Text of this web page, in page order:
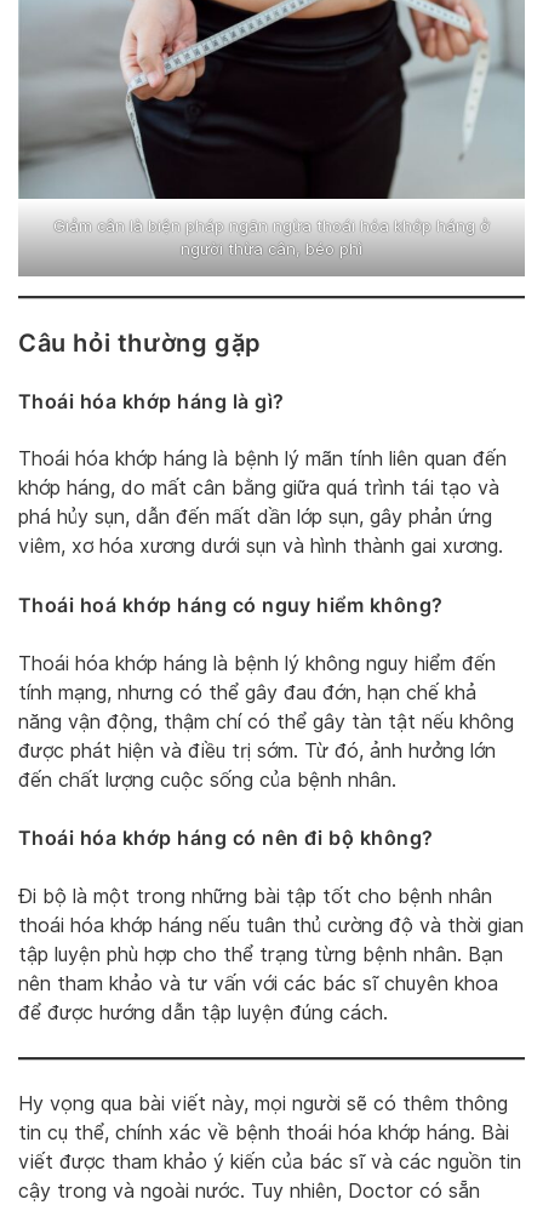
Giảm cân là biện pháp ngăn ngừa thoái hóa khớp háng ở
người thừa cân, béo phì
Câu hỏi thường gặp
Thoái hóa khớp háng là gì?
Thoái hóa khớp háng là bệnh lý mãn tính liên quan đến
khớp háng, do mất cân bằng giữa quá trình tái tạo và
phá hủy sụn, dẫn đến mất dần lớp sụn, gây phản ứng
viêm, xơ hóa xương dưới sụn và hình thành gai xương.
Thoái hoá khớp háng có nguy hiểm không?
Thoái hóa khớp háng là bệnh lý không nguy hiểm đến
tính mạng, nhưng có thể gây đau đớn, hạn chế khả
năng vận động, thậm chí có thể gây tàn tật nếu không
được phát hiện và điều trị sớm. Từ đó, ảnh hưởng lớn
đến chất lượng cuộc sống của bệnh nhân.
Thoái hóa khớp háng có nên đi bộ không?
Đi bộ là một trong những bài tập tốt cho bệnh nhân
thoái hóa khớp háng nếu tuân thủ cường độ và thời gian
tập luyện phù hợp cho thể trạng từng bệnh nhân. Bạn
nên tham khảo và tư vấn với các bác sĩ chuyên khoa
để được hướng dẫn tập luyện đúng cách.
Hy vọng qua bài viết này, mọi người sẽ có thêm thông
tin cụ thể, chính xác về bệnh thoái hóa khớp háng. Bài
viết được tham khảo ý kiến của bác sĩ và các nguồn tin
cậy trong và ngoài nước. Tuy nhiên, Doctor có sẵn